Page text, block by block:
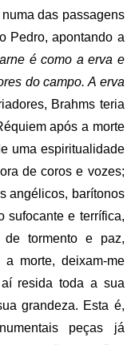
das passagens
Pedro, apontando a
é como a erva e
do campo. A erva
Brahms teria
após a morte
uma espiritualidade
de coros e vozes;
angélicos, barítonos
sufocante e terrífica,
de tormento e paz,
morte, deixam-me
resida toda a sua
grandeza. Esta é,
peças já